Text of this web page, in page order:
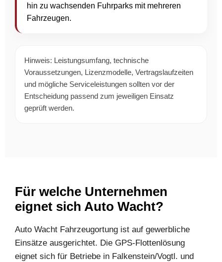
hin zu wachsenden Fuhrparks mit mehreren
Fahrzeugen.
Hinweis: Leistungsumfang, technische
Voraussetzungen, Lizenzmodelle, Vertragslaufzeiten
und mögliche Serviceleistungen sollten vor der
Entscheidung passend zum jeweiligen Einsatz
geprüft werden.
Für welche Unternehmen
eignet sich Auto Wacht?
Auto Wacht Fahrzeugortung ist auf gewerbliche
Einsätze ausgerichtet. Die GPS-Flottenlösung
eignet sich für Betriebe in Falkenstein/Vogtl. und